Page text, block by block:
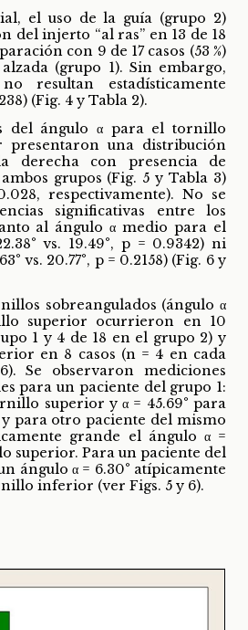
el uso de la guía (grupo 2)
del injerto “al ras” en 13 de 18
con 9 de 17 casos (53 %)
(grupo 1). Sin embargo,
resultan estadísticamente
(Fig. 4 y Tabla 2).
del ángulo α para el tornillo
una distribución
derecha con presencia de
grupos (Fig. 5 y Tabla 3)
respectivamente). No se
significativas entre los
al ángulo α medio para el
vs. 19.49°, p = 0.9342) ni
vs. 20.77°, p = 0.2158) (Fig. 6 y
sobreangulados (ángulo α
superior ocurrieron en 10
1 y 4 de 18 en el grupo 2) y
en 8 casos (n = 4 en cada
Se observaron mediciones
para un paciente del grupo 1:
superior y α = 45.69° para
para otro paciente del mismo
grande el ángulo α =
superior. Para un paciente del
ángulo α = 6.30° atípicamente
inferior (ver Figs. 5 y 6).